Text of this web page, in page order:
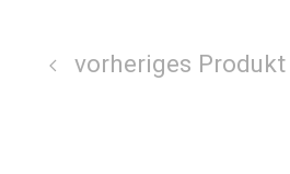
vorheriges Produkt